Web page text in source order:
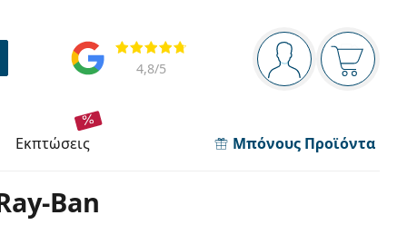
Πίνακας πλοήγησης
Είστε
Το
Αξιολογήσεις
4,8/5
εκπτώσεις Μπόνους Προϊόντα
Ban